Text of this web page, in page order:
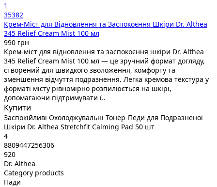
1
35382
Крем-Міст для Відновлення та Заспокоєння Шкіри Dr. Althea
345 Relief Cream Mist 100 мл
990 грн
Крем-міст для відновлення та заспокоєння шкіри Dr. Althea
345 Relief Cream Mist 100 мл — це зручний формат догляду,
створений для швидкого зволоження, комфорту та
зменшення відчуття подразнення. Легка кремова текстура у
форматі місту рівномірно розпилюється на шкірі,
допомагаючи підтримувати ї..
Купити
Заспокійливі Охолоджувальні Тонер-Педи для Подразненої
Шкіри Dr. Althea Stretchfit Calming Pad 50 шт
4
8809447256306
920
Dr. Althea
Category products
Пади